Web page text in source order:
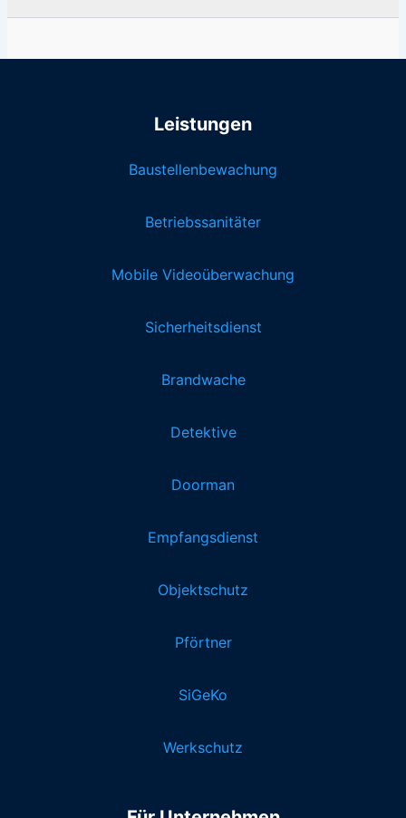
Leistungen
Baustellenbewachung
Betriebssanitäter
Mobile Videoüberwachung
Sicherheitsdienst
Brandwache
Detektive
Doorman
Empfangsdienst
Objektschutz
Pförtner
SiGeKo
Werkschutz